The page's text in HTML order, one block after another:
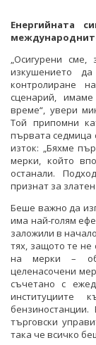
Енергийната
„Осигурени
изкушението
контролиране
сценарий,
време“, увери
Той припомни
първата седмица
изток: „Бяхме
мерки, който
останали.
признат за
Беше важно да
има най-голям
заложили в
тях, защото те не
на мерки –
целенасочени
съчетано с
институциите
търговски
така че всичко